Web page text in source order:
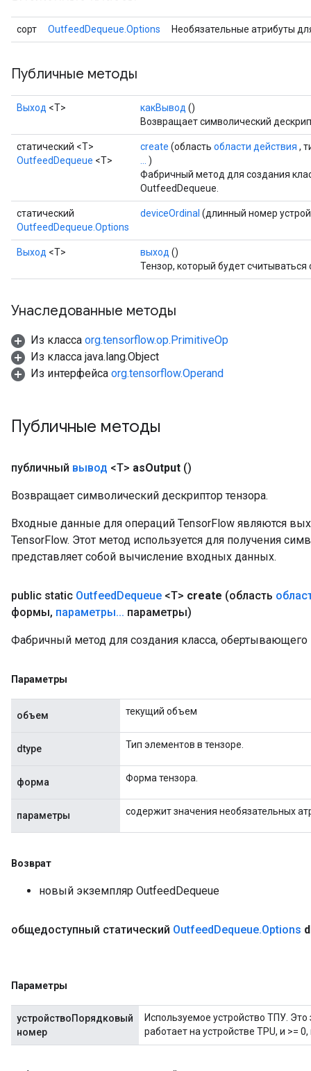
сорт OutfeedDequeue.Options Необязательные атрибуты
Публичные методы
Выход <Т> какВывод ()
Возвращает символический
статический <T>
OutfeedDequeue <T>
create (область области действия ,
)
Фабричный метод для создания
OutfeedDequeue.
статический
OutfeedDequeue.Options
deviceOrdinal (длинный номер
Выход <Т> выход ()
Тензор, который будет считываться
Унаследованные методы
Из класса org.tensorflow.op.PrimitiveOp
Из класса java.lang.Object
Из интерфейса org.tensorflow.Operand
Публичные методы
публичный вывод <T> asOutput ()
Возвращает символический дескриптор тензора.
Входные данные для операций TensorFlow являются
TensorFlow. Этот метод используется для получения
представляет собой вычисление входных данных.
public static OutfeedDequeue <T> create (область
формы, параметры... параметры)
Фабричный метод для создания класса,
Параметры
объем текущий объем
dtype Тип элементов в тензоре.
форма Форма тензора.
параметры содержит значения необязательных
Возврат
новый экземпляр OutfeedDequeue
общедоступный статический OutfeedDequeue.Options
Параметры
устройствоПорядковый
номер
Используемое устройство ТПУ.
работает на устройстве TPU, и >=